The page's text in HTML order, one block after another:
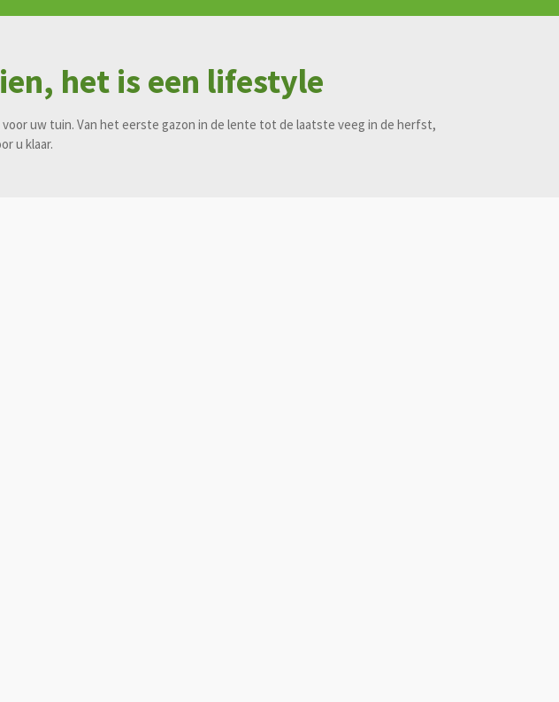
het is een lifestyle
uw tuin. Van het eerste gazon in de lente tot de laatste veeg in de herfst,
u klaar.